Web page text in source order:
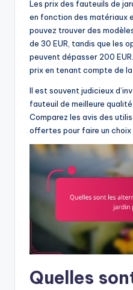
Les prix des fauteuils de
en fonction des matériaux
pouvez trouver des
de 30 EUR, tandis que les
peuvent dépasser 200
prix en tenant compte de
Il est souvent judicieux
fauteuil de meilleure qualité
Comparez les avis des
offertes pour faire un choix
Quelles